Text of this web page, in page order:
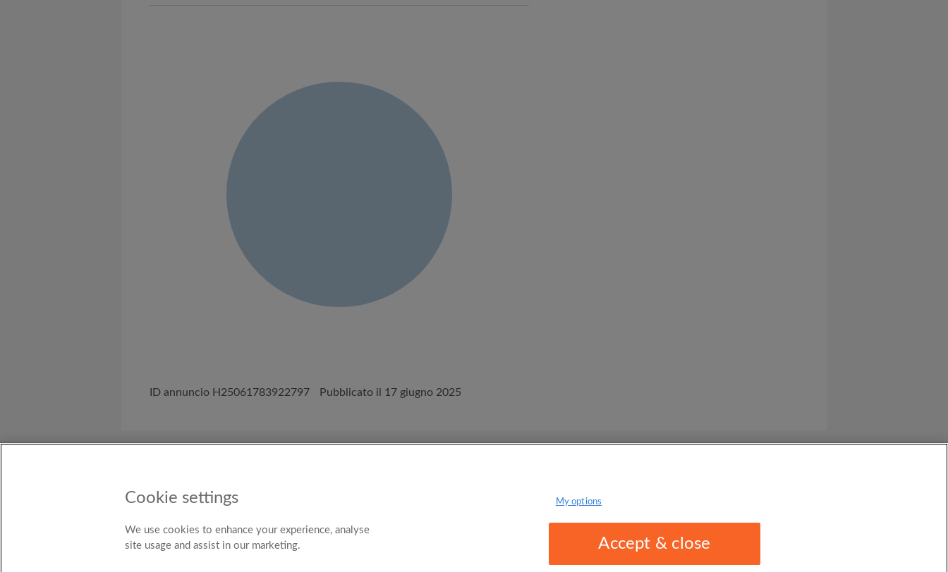
ID annuncio H25061783922797 Pubblicato il 17 giugno 2025
Nazione
Cookie settings
We use cookies to enhance your experience, analyse
site usage and assist in our marketing.
My options
Accept & close